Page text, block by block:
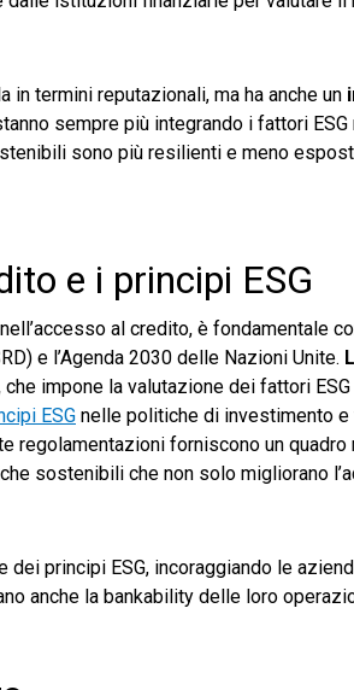
in termini reputazionali, ma ha anche un
sempre più integrando i fattori ESG
sono più resilienti e meno
e i principi ESG
al credito, è fondamentale
e l’Agenda 2030 delle Nazioni Unite.
che impone la valutazione dei fattori
ESG nelle politiche di investimento e
regolamentazioni forniscono un quadro
sostenibili che non solo migliorano
principi ESG, incoraggiando le
anche la bankability delle loro